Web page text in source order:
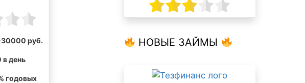
руб.
в день
годовых
НОВЫЕ ЗАЙМЫ